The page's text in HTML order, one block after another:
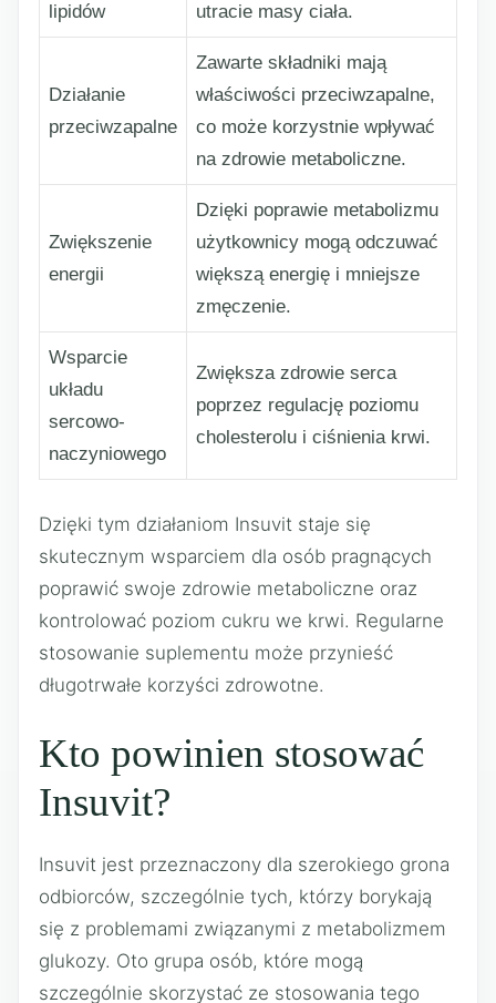
lipidów
utracie masy ciała.
Działanie
przeciwzapalne
Zawarte składniki mają
właściwości przeciwzapalne,
co może korzystnie wpływać
na zdrowie metaboliczne.
Zwiększenie
energii
Dzięki poprawie metabolizmu
użytkownicy mogą odczuwać
większą energię i mniejsze
zmęczenie.
Wsparcie
układu
sercowo-
naczyniowego
Zwiększa zdrowie serca
poprzez regulację poziomu
cholesterolu i ciśnienia krwi.
Dzięki tym działaniom Insuvit staje się
skutecznym wsparciem dla osób pragnących
poprawić swoje zdrowie metaboliczne oraz
kontrolować poziom cukru we krwi. Regularne
stosowanie suplementu może przynieść
długotrwałe korzyści zdrowotne.
Kto powinien stosować
Insuvit?
Insuvit jest przeznaczony dla szerokiego grona
odbiorców, szczególnie tych, którzy borykają
się z problemami związanymi z metabolizmem
glukozy. Oto grupa osób, które mogą
szczególnie skorzystać ze stosowania tego